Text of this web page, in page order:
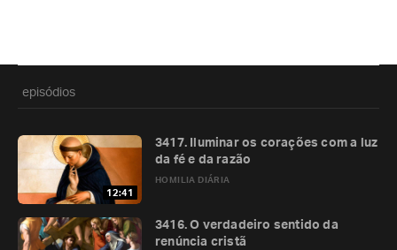
episódios
12:41
HOMILIA DIÁRIA
3417. Iluminar os corações com a luz
da fé e da razão
3416. O verdadeiro sentido da
renúncia cristã